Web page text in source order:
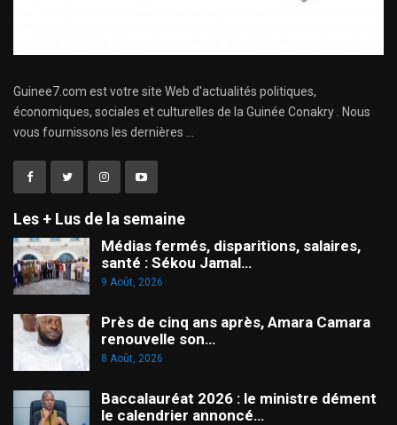
Guinee7.com est votre site Web d'actualités politiques,
économiques, sociales et culturelles de la Guinée Conakry . Nous
vous fournissons les dernières ...
Les + Lus de la semaine
Médias fermés, disparitions, salaires,
santé : Sékou Jamal…
9 Août, 2026
Près de cinq ans après, Amara Camara
renouvelle son…
8 Août, 2026
Baccalauréat 2026 : le ministre dément
le calendrier annoncé…